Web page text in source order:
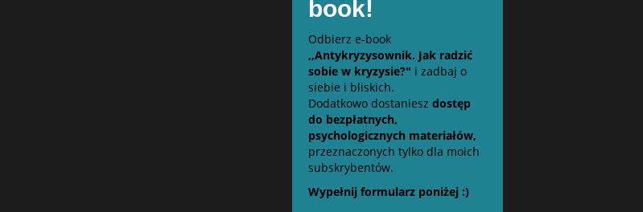
book!
Odbierz e-book
,,Antykryzysownik. Jak radzić
sobie w kryzysie?" i zadbaj o
siebie i bliskich.
Dodatkowo dostaniesz dostęp
do bezpłatnych,
psychologicznych materiałów,
przeznaczonych tylko dla moich
subskrybentów.
Wypełnij formularz poniżej :)